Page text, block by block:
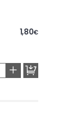
1,80€
+